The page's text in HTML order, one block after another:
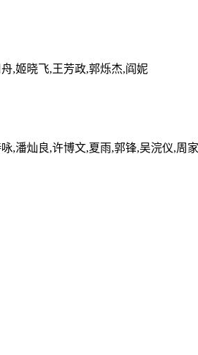
,姬晓飞,王芳政,郭烁杰,阎妮
,潘灿良,许博文,夏雨,郭锋,吴浣仪,周